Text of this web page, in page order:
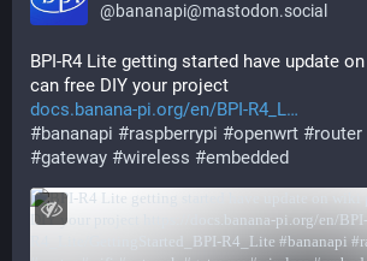
@bananapi@mastodon.social
BPI-R4 Lite getting started have update
can free DIY your project
docs.banana-pi.org/en/BPI-R4_L
#bananapi #raspberrypi #openwrt #router
#gateway #wireless #embedded